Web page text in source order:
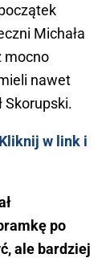
Michała
mocno
nawet
Skorupski.
w link i
po
ale bardziej